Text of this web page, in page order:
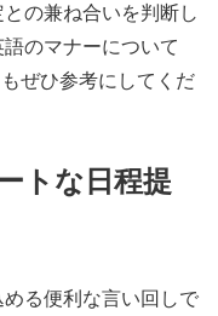
の兼ね合いを判断し
のマナーについて
ぜひ参考にしてくだ
トな日程提
る便利な言い回しで